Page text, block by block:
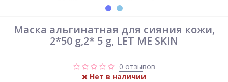
Маска альгинатная для сияния кожи,
2*50 g,2* 5 g, LET ME SKIN
0 отзывов
Нет в наличии